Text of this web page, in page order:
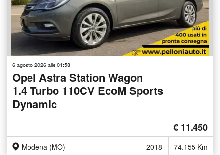
6 agosto 2026 alle 01:58
Opel Astra Station Wagon
1.4 Turbo 110CV EcoM Sports
Dynamic
€ 11.450
Modena (MO) 2018 74.155 Km